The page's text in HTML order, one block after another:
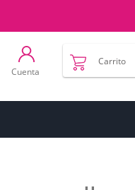
Carrito
Cuenta